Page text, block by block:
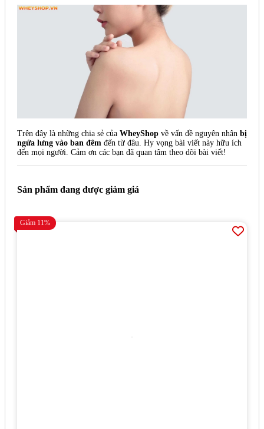
Trên đây là những chia sẻ của WheyShop về vấn đề nguyên nhân bị
ngứa lưng vào ban đêm đến từ đâu. Hy vọng bài viết này hữu ích
đến mọi người. Cảm ơn các bạn đã quan tâm theo dõi bài viết!
Sản phẩm đang được giảm giá
Giảm 11%